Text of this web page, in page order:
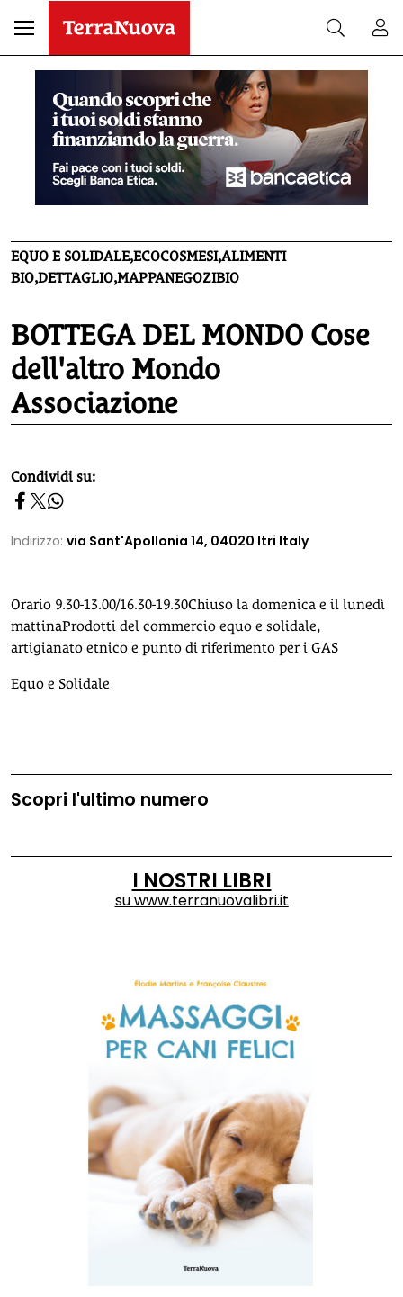
EQUO E SOLIDALE,ECOCOSMESI,ALIMENTI
BIO,DETTAGLIO,MAPPANEGOZIBIO
BOTTEGA DEL MONDO Cose
dell'altro Mondo
Associazione
homepage h2
Condividi su:
Indirizzo: via Sant'Apollonia 14, 04020 Itri Italy
Orario 9.30-13.00/16.30-19.30Chiuso la domenica e il lunedì
mattinaProdotti del commercio equo e solidale,
artigianato etnico e punto di riferimento per i GAS
Equo e Solidale
Scopri l'ultimo numero
I NOSTRI LIBRI
suwww.terranuovalibri.it